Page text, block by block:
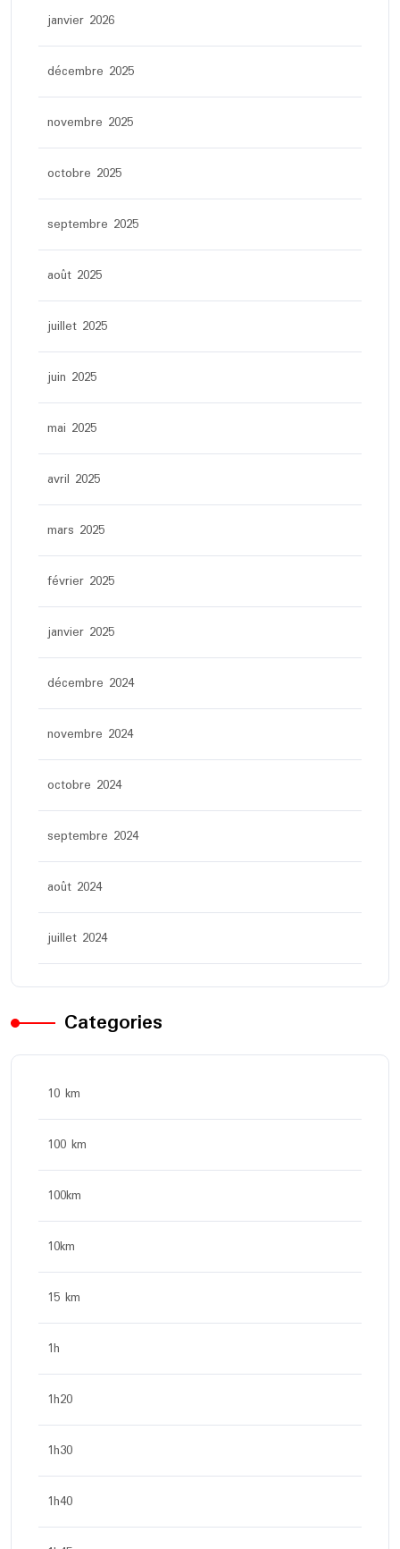
janvier 2026
décembre 2025
novembre 2025
octobre 2025
septembre 2025
août 2025
juillet 2025
juin 2025
mai 2025
avril 2025
mars 2025
février 2025
janvier 2025
décembre 2024
novembre 2024
octobre 2024
septembre 2024
août 2024
juillet 2024
Categories
10 km
100 km
100km
10km
15 km
1h
1h20
1h30
1h40